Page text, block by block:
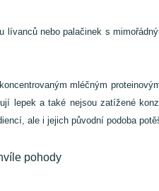
lívanců nebo palačinek s
mléčným
lepek a také nejsou zatížené
ale i jejich původní podoba
pohody